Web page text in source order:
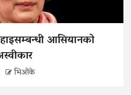
आसियानको
भिओके